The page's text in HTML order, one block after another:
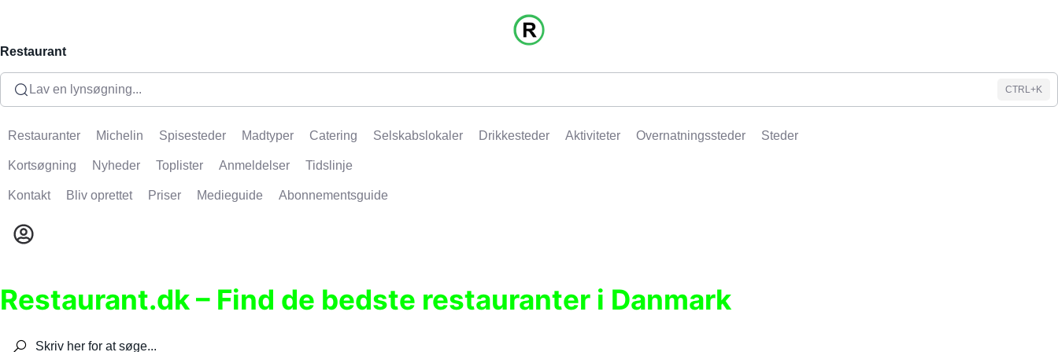
Restaurant
Lav en lynsøgning... CTRL+K
Restauranter Michelin Spisesteder Madtyper Catering Selskabslokaler Drikkesteder Aktiviteter Overnatningssteder Steder
Kortsøgning Nyheder Toplister Anmeldelser Tidslinje
Kontakt Bliv oprettet Priser Medieguide Abonnementsguide
Restaurant.dk – Find de bedste restauranter i Danmark